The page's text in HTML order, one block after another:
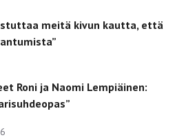
meitä kivun kautta, että
Roni ja Naomi Lempiäinen: